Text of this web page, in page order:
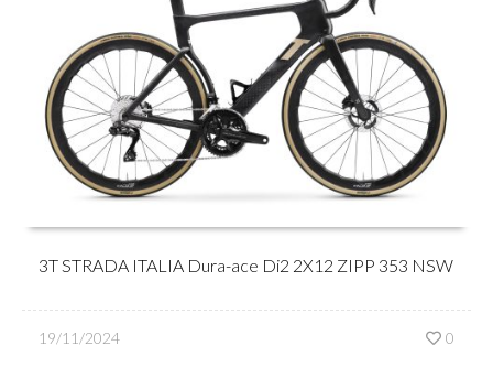
3T STRADA ITALIA Dura-ace Di2 2X12 ZIPP 353 NSW
19/11/2024 0